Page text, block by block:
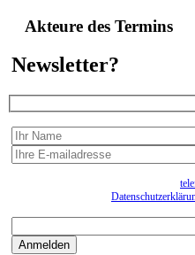
Akteure des Termins
Newsletter?